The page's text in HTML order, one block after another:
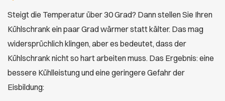
Steigt die Temperatur über 30 Grad? Dann stellen Sie Ihren
Kühlschrank ein paar Grad wärmer statt kälter. Das mag
widersprüchlich klingen, aber es bedeutet, dass der
Kühlschrank nicht so hart arbeiten muss. Das Ergebnis: eine
bessere Kühlleistung und eine geringere Gefahr der
Eisbildung: